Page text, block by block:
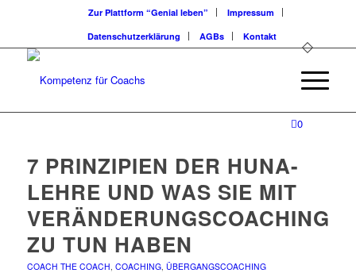
Zur Plattform “Genial leben”
Impressum
Datenschutzerklärung
AGBs Kontakt
0
7 PRINZIPIEN DER HUNA-
LEHRE UND WAS SIE MIT
VERÄNDERUNGSCOACHING
ZU TUN HABEN
COACH THE COACH, COACHING, ÜBERGANGSCOACHING